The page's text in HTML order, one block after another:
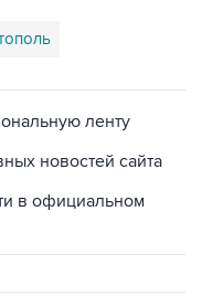
ленту
новостей сайта
в официальном